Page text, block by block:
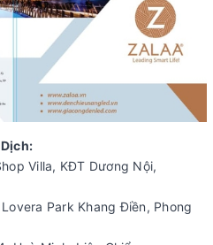
Villa, KĐT Dương Nội,
Park Khang Điền, Phong